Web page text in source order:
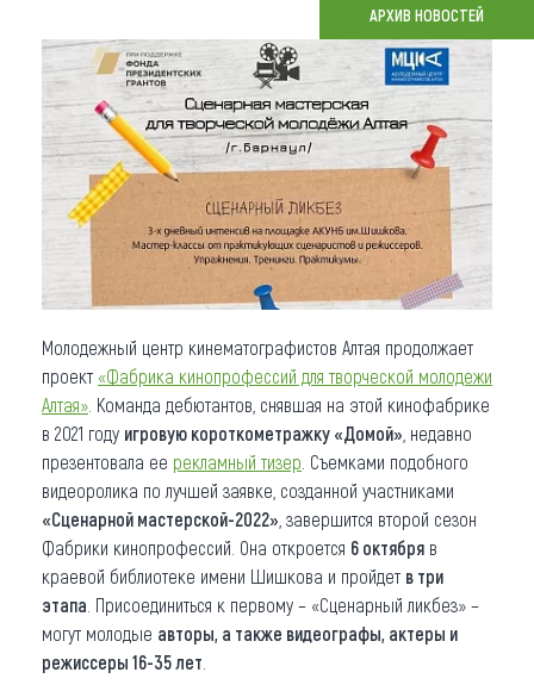
Что привезти (сувениры)
О регионе
Коллекция впечатлений
Другие рубрики
АРХИВ НОВОСТЕЙ
Молодежный центр кинематографистов Алтая продолжает
проект «Фабрика кинопрофессий для творческой молодежи
Алтая» . Команда дебютантов, снявшая на этой кинофабрике
в 2021 году игровую короткометражку «Домой» , недавно
презентовала ее рекламный тизер . Съемками подобного
видеоролика по лучшей заявке, созданной участниками
«Сценарной мастерской-2022» , завершится второй сезон
Фабрики кинопрофессий. Она откроется 6 октября в
краевой библиотеке имени Шишкова и пройдет в три
этапа . Присоединиться к первому – «Сценарный ликбез» –
могут молодые авторы, а также видеографы, актеры и
режиссеры 16-35 лет